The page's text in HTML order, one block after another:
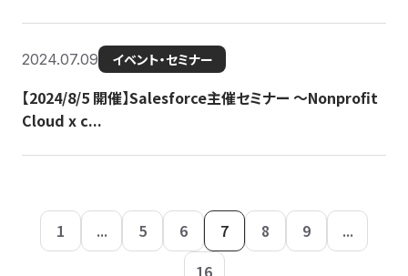
2024.07.09 イベント・セミナー
【2024/8/5 開催】Salesforce主催セミナー 〜Nonprofit
Cloud x c...
1 ... 5 6 7 8 9
...
16